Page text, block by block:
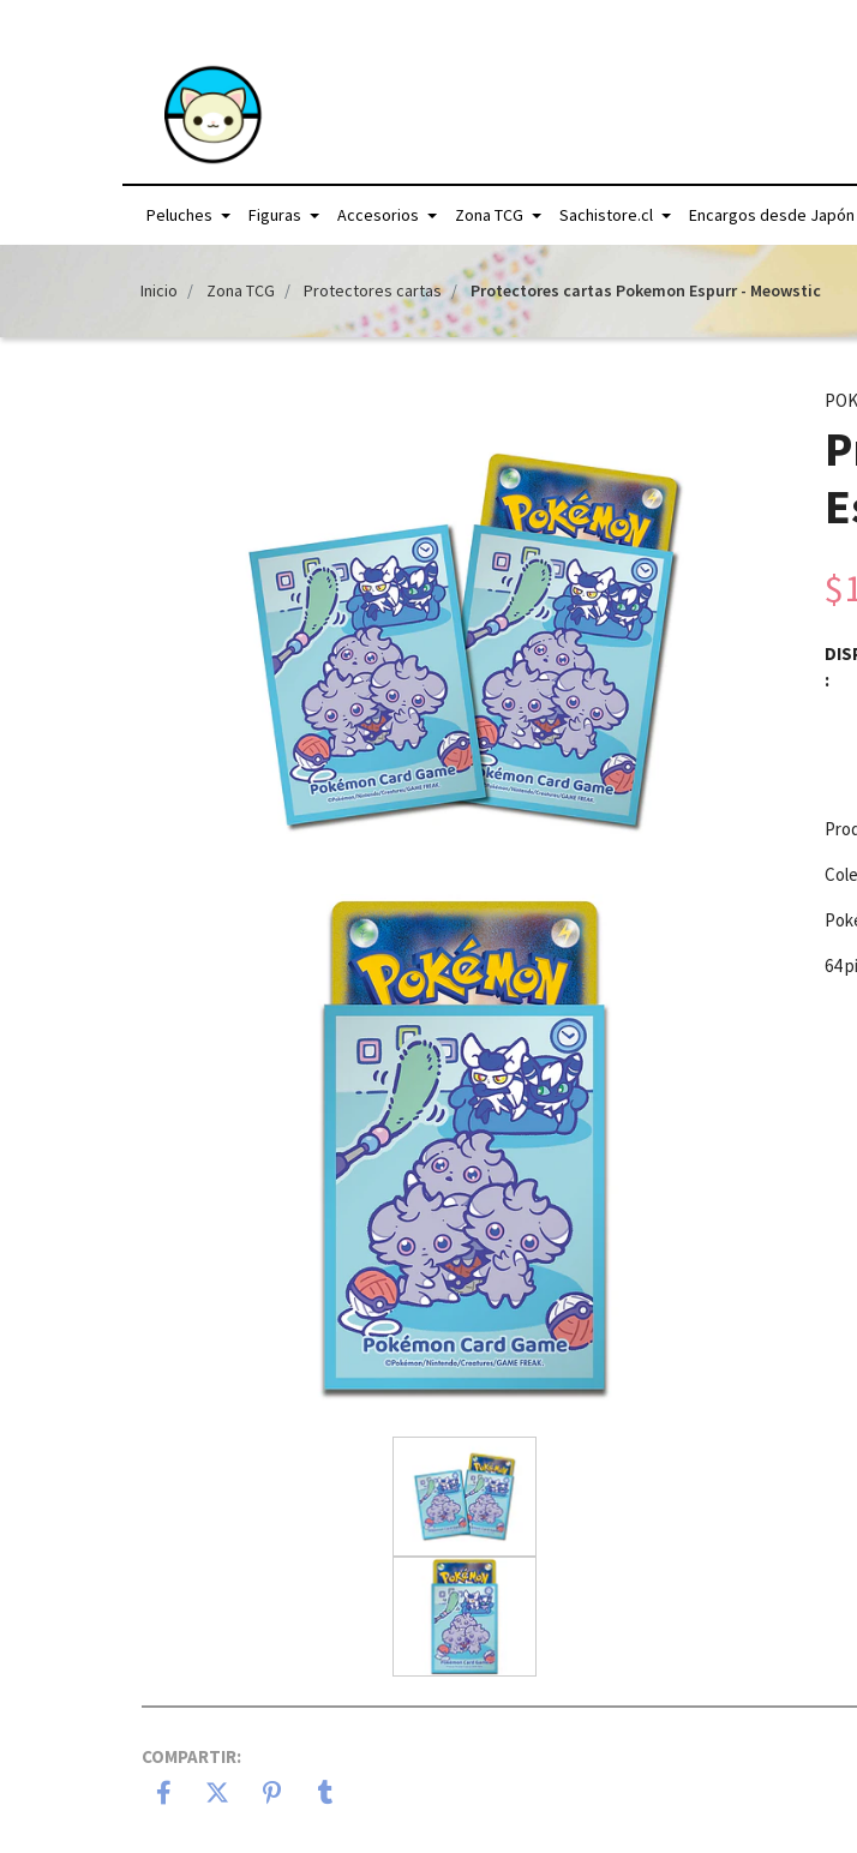
Peluches Figuras Accesorios Zona TCG Sachistore.cl Encargos desde Japón
Inicio Zona TCG Protectores cartas Protectores cartas Pokemon Espurr - Meowstic
:
64
COMPARTIR: